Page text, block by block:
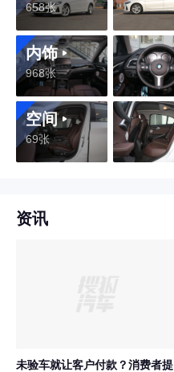
658张
内饰
968张
空间
69张
资讯
未验车就让客户付款？消费者提